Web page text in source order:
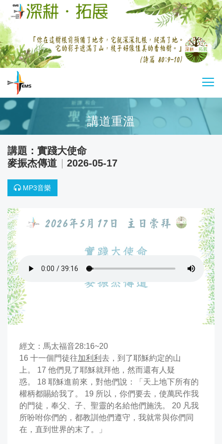
Skip
main
content
切
換
單
督
教
馬
內
利
傳
道
靈
講道重溫
實踐大使命
麥振杰傳道
2026-05-17
MP3音樂
經文： 馬太福音28:16~20
16 十一個門徒往加利利 去，到了耶穌約定的山
上。 17 他們見了耶穌就拜他，然而還有人疑
惑。 18 耶穌進前來，對他們說：「天上地下所有的
權柄都賜給我了。 19 所以，你們要去，使萬民作我
的門徒，奉父、子、聖靈的名給他們施洗。 20 凡我
所吩咐你們的，都教訓他們遵守，我就常與你們同
在，直到世界的末了。」